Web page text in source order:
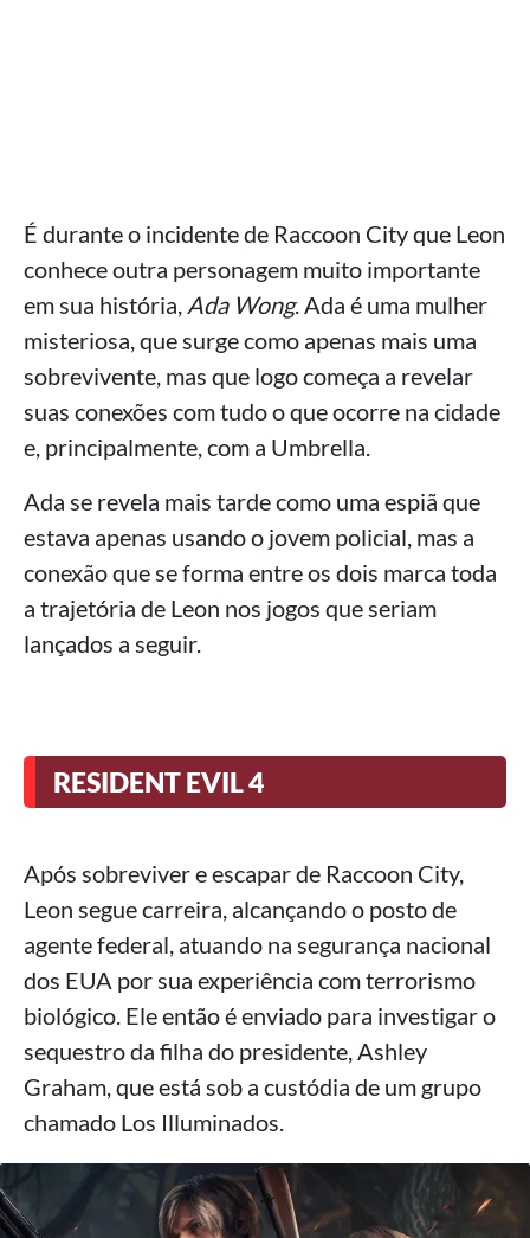
É durante o incidente de Raccoon City que Leon
conhece outra personagem muito importante
em sua história, Ada Wong. Ada é uma mulher
misteriosa, que surge como apenas mais uma
sobrevivente, mas que logo começa a revelar
suas conexões com tudo o que ocorre na cidade
e, principalmente, com a Umbrella.
Ada se revela mais tarde como uma espiã que
estava apenas usando o jovem policial, mas a
conexão que se forma entre os dois marca toda
a trajetória de Leon nos jogos que seriam
lançados a seguir.
RESIDENT EVIL 4
Após sobreviver e escapar de Raccoon City,
Leon segue carreira, alcançando o posto de
agente federal, atuando na segurança nacional
dos EUA por sua experiência com terrorismo
biológico. Ele então é enviado para investigar o
sequestro da filha do presidente, Ashley
Graham, que está sob a custódia de um grupo
chamado Los Illuminados.